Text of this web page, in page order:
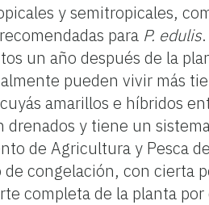
y semitropicales,
para P. edulis
un año después de la
pueden vivir más
amarillos e híbridos
drenados y tiene un
de Agricultura y Pesca
congelación, con cierta
completa de la planta